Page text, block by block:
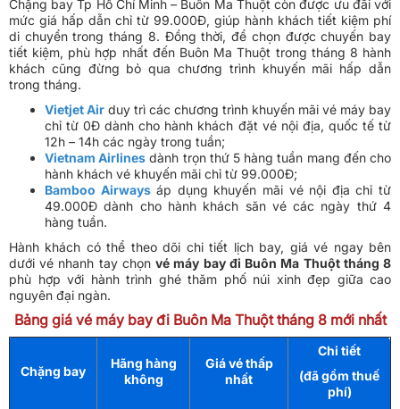
Chặng bay Tp Hồ Chí Minh – Buôn Ma Thuột còn được ưu đãi với
mức giá hấp dẫn chỉ từ 99.000Đ, giúp hành khách tiết kiệm phí
di chuyển trong tháng 8. Đồng thời, để chọn được chuyến bay
tiết kiệm, phù hợp nhất đến Buôn Ma Thuột trong tháng 8 hành
khách cũng đừng bỏ qua chương trình khuyến mãi hấp dẫn
trong tháng.
Vietjet Air duy trì các chương trình khuyến mãi vé máy bay
chỉ từ 0Đ dành cho hành khách đặt vé nội địa, quốc tế từ
12h – 14h các ngày trong tuần;
Vietnam Airlines dành trọn thứ 5 hàng tuần mang đến cho
hành khách vé khuyến mãi chỉ từ 99.000Đ;
Bamboo Airwaysáp dụng khuyến mãi vé nội địa chỉ từ
49.000Đ dành cho hành khách săn vé các ngày thứ 4
hàng tuần.
Hành khách có thể theo dõi chi tiết lịch bay, giá vé ngay bên
dưới vé nhanh tay chọnvé máy bay đi Buôn Ma Thuột tháng 8
phù hợp với hành trình ghé thăm phố núi xinh đẹp giữa cao
nguyên đại ngàn.
Bảng giá vé máy bay đi Buôn Ma Thuột tháng 8 mới nhất
Chặng bay
Hãng hàng
không
Giá vé thấp
nhất
Chi tiết
(đã gồm thuế
phí)